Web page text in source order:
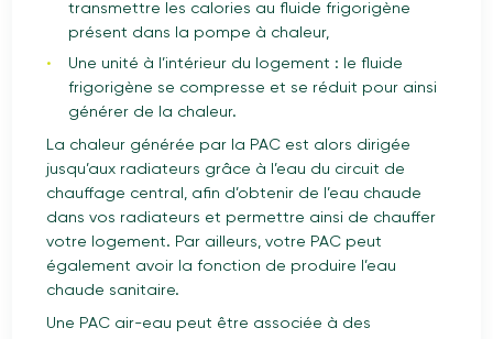
transmettre les calories au fluide frigorigène
présent dans la pompe à chaleur,
Une unité à l’intérieur du logement : le fluide
frigorigène se compresse et se réduit pour ainsi
générer de la chaleur.
La chaleur générée par la PAC est alors dirigée
jusqu’aux radiateurs grâce à l’eau du circuit de
chauffage central, afin d’obtenir de l’eau chaude
dans vos radiateurs et permettre ainsi de chauffer
votre logement. Par ailleurs, votre PAC peut
également avoir la fonction de produire l’eau
chaude sanitaire.
Une PAC air-eau peut être associée à des